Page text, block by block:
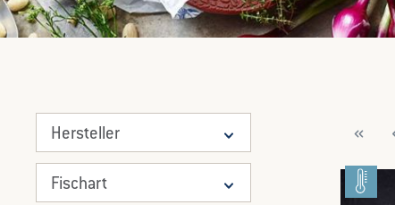
Hersteller
Fischart